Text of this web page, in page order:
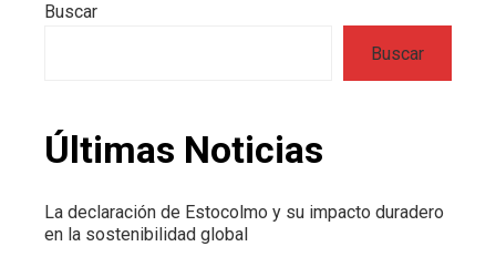
Buscar
Buscar
Últimas Noticias
La declaración de Estocolmo y su impacto duradero
en la sostenibilidad global